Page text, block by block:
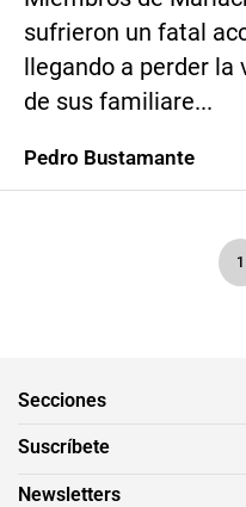
sufrieron un fatal
llegando a perder
de sus familiare...
Pedro Bustamante
1
Secciones
Suscríbete
Newsletters